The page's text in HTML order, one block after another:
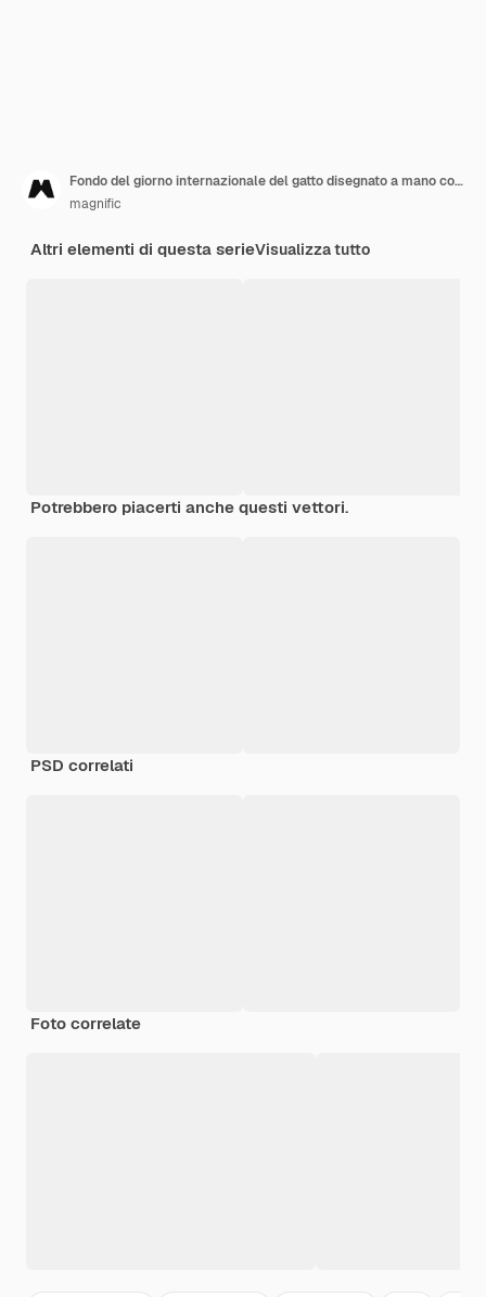
Fondo del giorno internazionale del gatto disegnato a mano con il gatto e il topo
magnific
Altri elementi di questa serieVisualizza tutto
Potrebbero piacerti anche questi vettori.
PSD correlati
Foto correlate